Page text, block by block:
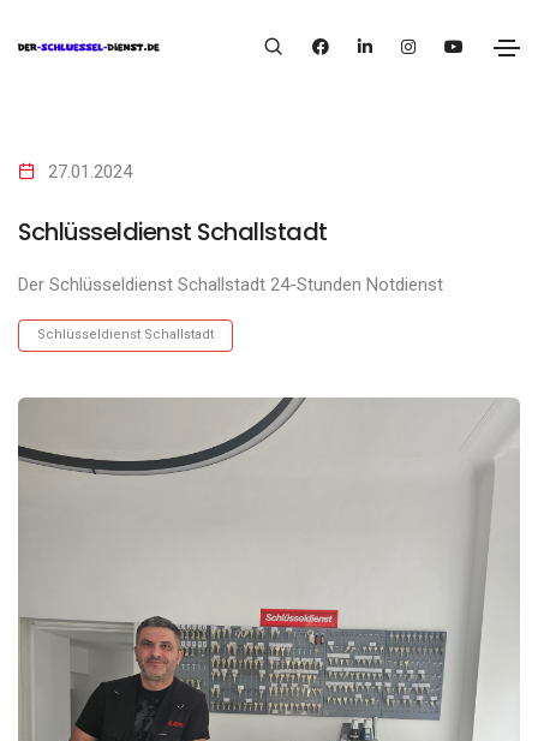
27.01.2024
Schlüsseldienst Schallstadt
Der Schlüsseldienst Schallstadt 24-Stunden Notdienst
Schlüsseldienst Schallstadt